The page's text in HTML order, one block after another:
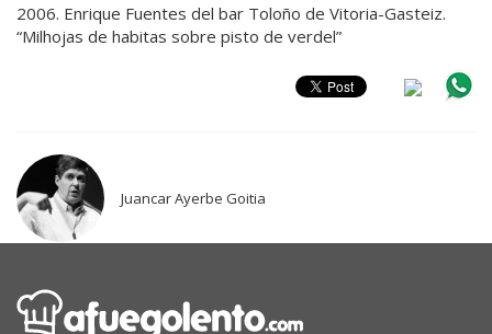
2006. Enrique Fuentes del bar Toloño de Vitoria-Gasteiz.
“Milhojas de habitas sobre pisto de verdel”
Juancar Ayerbe Goitia